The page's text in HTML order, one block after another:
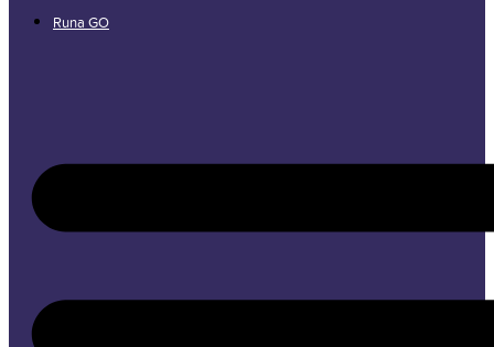
Runa GO